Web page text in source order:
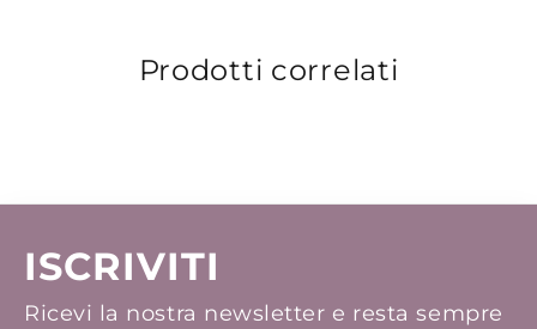
Prodotti correlati
ISCRIVITI
Ricevi la nostra newsletter e resta sempre